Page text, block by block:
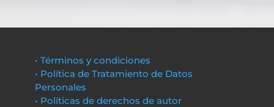
• Términos y condiciones
• Política de Tratamiento de Datos
Personales
• Políticas de derechos de autor